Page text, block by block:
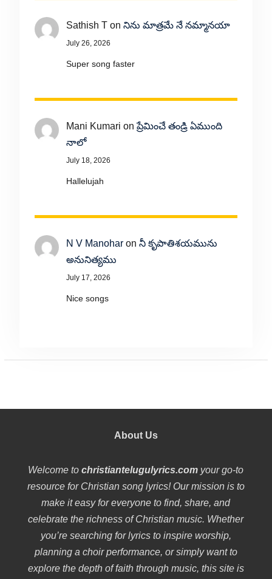
Sathish Ton నిను మాత్రమే నే నమ్మానయా
July 26, 2026
Super song faster
Mani Kumari onప్రేమించే తండ్రి ఏముంది
నాలో
July 18, 2026
Hallelujah
N V Manoharon నీ కృపాతిశయమును
అనునిత్యము
July 17, 2026
Nice songs
About Us
Welcome tochristiantelugulyrics.com your go-to
resource for Christian song lyrics! Our mission is to
make it easy for everyone to find, share, and
celebrate the richness of Christian music. Whether
you’re searching for lyrics to inspire worship,
planning a choir performance, or simply want to
explore the depth of faith through music, this site is